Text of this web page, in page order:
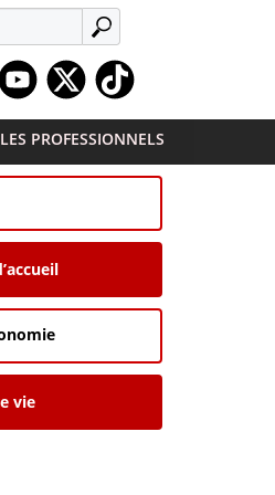
APPLIQUER
Youtube
LES PROFESSIONNELS
vie